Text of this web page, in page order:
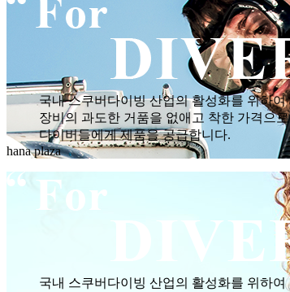
국내 스쿠버다이빙 산업의 활성화를 위하여
장비의 과도한 거품을 없애고 착한 가격으로
다이버들에게 제품을 공급합니다.
hana plaza
국내 스쿠버다이빙 산업의 활성화를 위하여